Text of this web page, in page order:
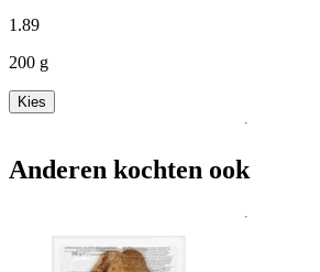
1 .89
200 g
Kies
Anderen kochten ook